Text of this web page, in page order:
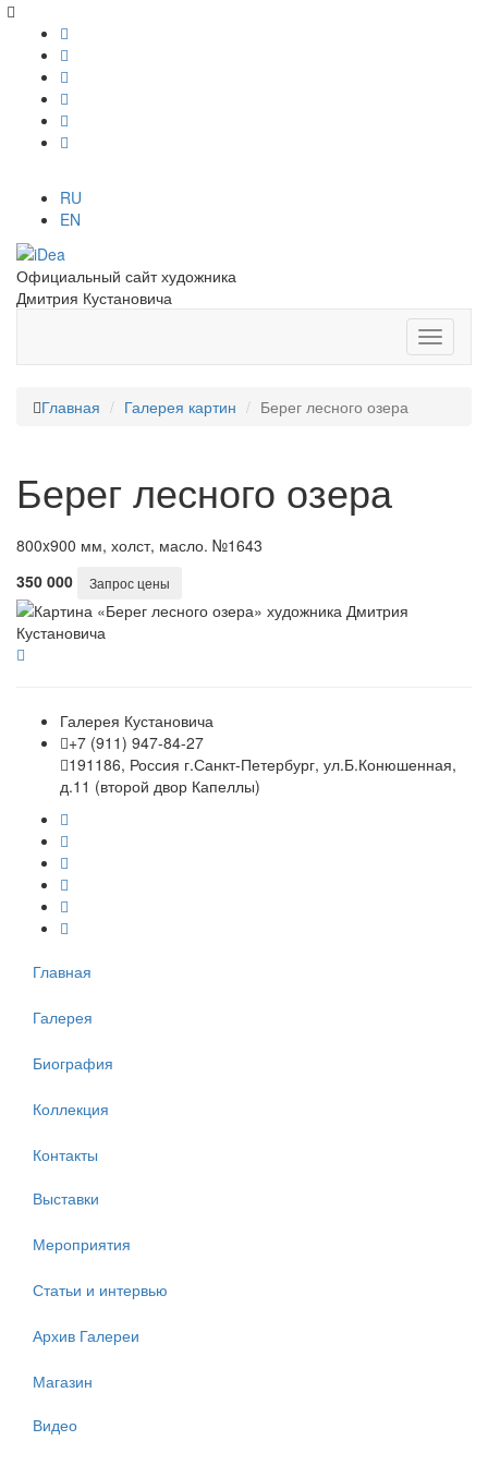
RU
EN
Официальный сайт художника
Дмитрия Кустановича
Главная Галерея картин Берег лесного озера
Берег лесного озера
800x900 мм, холст, масло. №1643
350 000
Запрос цены
Галерея Кустановича
+7 (911) 947-84-27
191186, Россия г.Санкт-Петербург, ул.Б.Конюшенная,
д.11 (второй двор Капеллы)
Главная
Галерея
Биография
Коллекция
Контакты
Выставки
Мероприятия
Статьи и интервью
Архив Галереи
Магазин
Видео